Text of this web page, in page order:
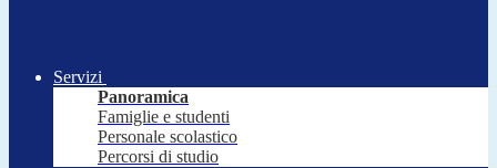
Servizi
Panoramica
Famiglie e studenti
Personale scolastico
Percorsi di studio